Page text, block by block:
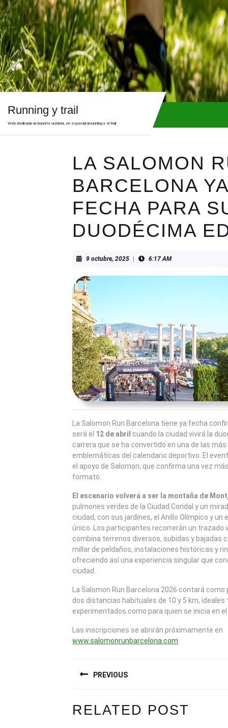
Skip
to
content
Running y trail
Web dedicada al deporte outdoor, en especial al running y el trail
LA SALOMON
BARCELONA
FECHA PARA
DUODÉCIMA
9 octubre, 20259
2025
6:17 AM
La Salomon Run Barcelona tiene ya fecha
será el 12 de abril cuando la ciudad vivirá la
carrera que se ha convertido en una de las
emblemáticas del calendario deportivo. El
el apoyo de Salomon, que confirma una vez
formato.
El escenario volverá a ser la montaña de
pulmones verdes de la Ciudad Condal y un
ciudad, con sus jardines, el Anillo Olímpico y
único. Los participantes recorrerán un trazado
combina terrenos diversos, subidas y bajadas
millar de peldaños, instalaciones históricas y
ofreciendo así una experiencia singular que
ciudad.
La Salomon Run Barcelona 2026 contará
dos distancias habituales de 10 y 5 km,
experimentados como para quien se inicia en
Las inscripciones se abrirán próximamente en
www.salomonrunbarcelona.com
DE
ENTRADAS
PREVIOUS
post:
RELATED POST